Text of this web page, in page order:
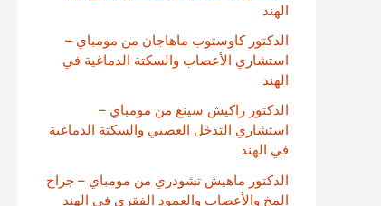
الهند
الدكتور كاوستوب ماهاجان من مومباي –
استشاري الأعصاب والسكتة الدماغية في
الهند
الدكتور راكيش سينغ من مومباي –
استشاري التدخل العصبي والسكتة الدماغية
في الهند
الدكتور ماهيش تشودري من مومباي – جراح
المخ والأعصاب والعمود الفقري في الهند